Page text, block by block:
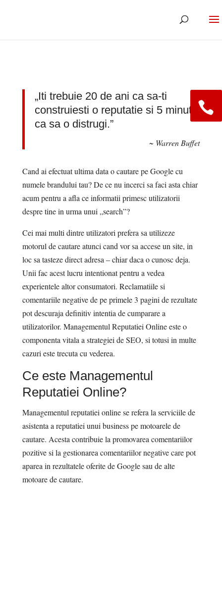
„Iti trebuie 20 de ani ca sa-ti
construiesti o reputatie si 5 minute
ca sa o distrugi.”
~ Warren Buffet
Cand ai efectuat ultima data o cautare pe Google cu
numele brandului tau? De ce nu incerci sa faci asta chiar
acum pentru a afla ce informatii primesc utilizatorii
despre tine in urma unui „search”?
Cei mai multi dintre utilizatori prefera sa utilizeze
motorul de cautare atunci cand vor sa accese un site, in
loc sa tasteze direct adresa – chiar daca o cunosc deja.
Unii fac acest lucru intentionat pentru a vedea
experientele altor consumatori. Reclamatiile si
comentariile negative de pe primele 3 pagini de rezultate
pot descuraja definitiv intentia de cumparare a
utilizatorilor. Managementul Reputatiei Online este o
componenta vitala a strategiei de SEO, si totusi in multe
cazuri este trecuta cu vederea.
Ce este Managementul
Reputatiei Online?
Managementul reputatiei online se refera la serviciile de
asistenta a reputatiei unui business pe motoarele de
cautare. Acesta contribuie la promovarea comentariilor
pozitive si la gestionarea comentariilor negative care pot
aparea in rezultatele oferite de Google sau de alte
motoare de cautare.